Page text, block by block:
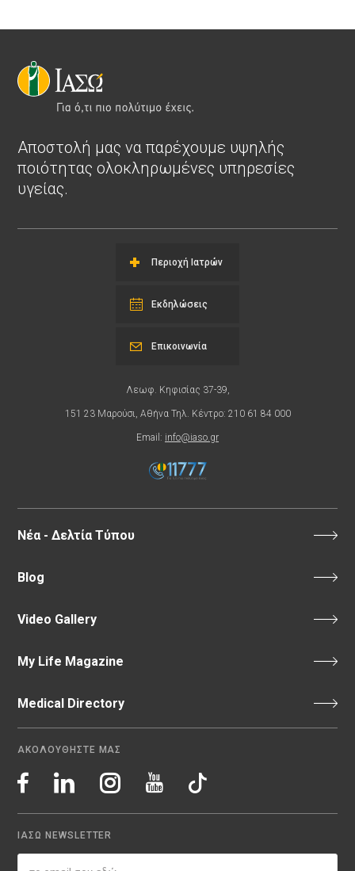
Αποστολή μας να παρέχουμε υψηλής
ποιότητας ολοκληρωμένες υπηρεσίες
υγείας.
Περιοχή Ιατρών
Εκδηλώσεις
Λεωφ. Κηφισίας 37-39,
151 23 Μαρούσι, Αθήνα Τηλ. Κέντρο: 210 61 84 000
Email: info@iaso.gr
Επικοινωνία
Νέα - Δελτία Τύπου
Blog
Video Gallery
My Life Magazine
Medical Directory
ΑΚΟΛΟΥΘΗΣΤΕ ΜΑΣ
ΙΑΣΩ NEWSLETTER